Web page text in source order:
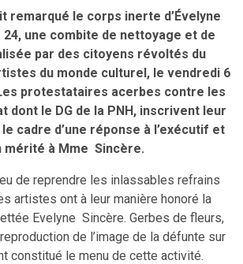
remarqué le corps inerte d’Évelyne
24, une combite de nettoyage et de
par des citoyens révoltés du
du monde culturel, le vendredi 6
protestataires acerbes contre les
dont le DG de la PNH, inscrivent leur
cadre d’une réponse à l’exécutif et
mérité à Mme Sincère.
de reprendre les inlassables refrains
artistes ont à leur manière honoré la
Evelyne Sincère. Gerbes de fleurs,
de l’image de la défunte sur
constitué le menu de cette activité.